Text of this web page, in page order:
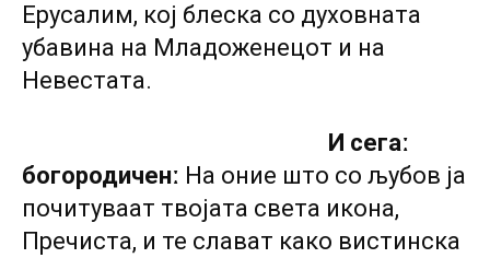
Ерусалим, кој блеска со духовната
убавина на Младоженецот и на
Невестата.
И сегаː
богородиченː На оние што со љубов ја
почитуваат твојата света икона,
Пречиста, и те слават како вистинска